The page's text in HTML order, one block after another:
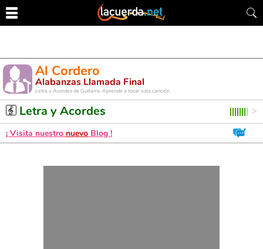
Al Cordero
Alabanzas Llamada Final
Letra y Acordes de Guitarra. Aprende a tocar esta canción
Letra y Acordes
¡ Visita nuestro nuevo Blog !